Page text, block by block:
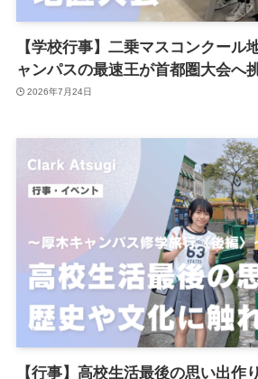
【学校行事】二乗マスコンクール
ャンパスの最速王が首都圏大会へ
2026年7月24日
【行事】高校生活最後の思い出作